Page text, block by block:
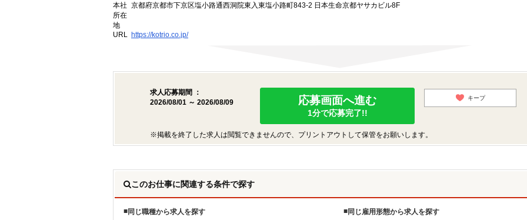
本社
所在
地
京都府京都市下京区塩小路通西洞院東入東塩小路町843-2 日本生命京都ヤサカビル8F
URL https://kotrio.co.jp/
求人応募期間 ：
2026/08/01 ～ 2026/08/09
応募画面へ進む
1分で応募完了!!
キープ
※掲載を終了した求人は閲覧できませんので、プリントアウトして保管をお願いします。
このお仕事に関連する条件で探す
同じ職種から求人を探す
同じ雇用形態から求人を探す